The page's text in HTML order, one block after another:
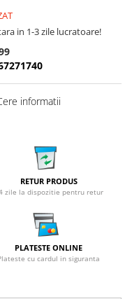
in 1-3 zile lucratoare!
informatii
RETUR PRODUS
zile la dispozitie pentru retur
PLATESTE ONLINE
cu cardul in siguranta